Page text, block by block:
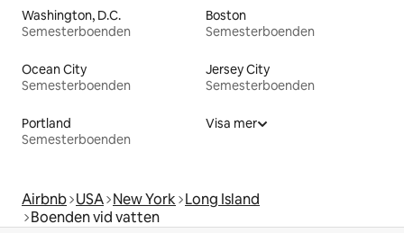
Washington, D.C.
Semesterboenden
Boston
Semesterboenden
Ocean City
Semesterboenden
Jersey City
Semesterboenden
Portland
Semesterboenden
Visa mer
Airbnb USA New York Long Island
Boenden vid vatten